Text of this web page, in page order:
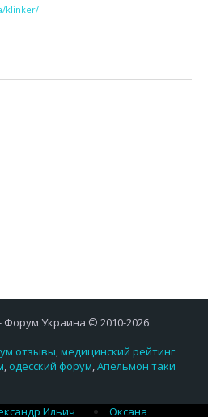
klinker/
Форум Украина © 2010-2026
отзывы,медицинский рейтинг
, одесский форум,Апельмон таки
Ильич
Оксана